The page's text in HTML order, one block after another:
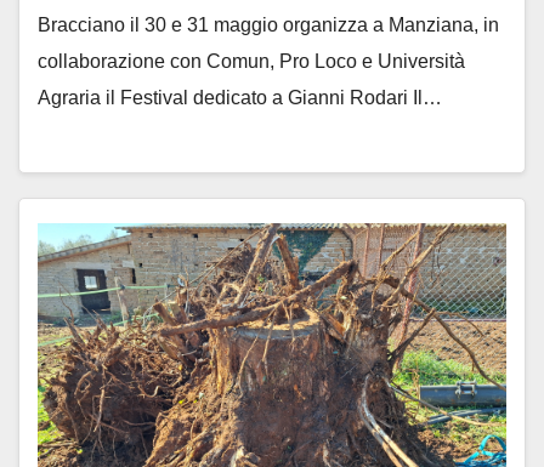
Bracciano il 30 e 31 maggio organizza a Manziana, in
collaborazione con Comun, Pro Loco e Università
Agraria il Festival dedicato a Gianni Rodari Il…